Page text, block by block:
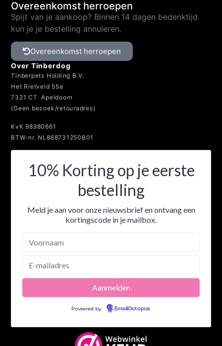
Overeenkomst herroepen
Spijt van je aankoop? Binnen 14 dagen bedenktijd
kun je je bestelling annuleren.
Overeenkomst herroepen
Over Tinberdog
Tinberpets Holding B.V.
Het Rietveld 55a
7321 CT Apeldoorn
(Geen bezoek/retouradres)
KvK 98980661
BTW-nr. NL868731250B01
10% Korting op je eerste
bestelling
Meld je aan voor onze nieuwsbrief en ontvang een
kortingscode in je mailbox.
Powered by EmailOctopus